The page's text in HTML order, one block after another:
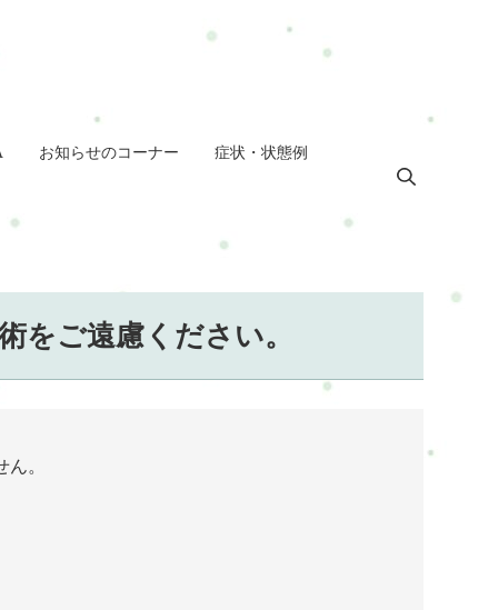
お知らせのコーナー 症状・状態例
をご遠慮ください。
。